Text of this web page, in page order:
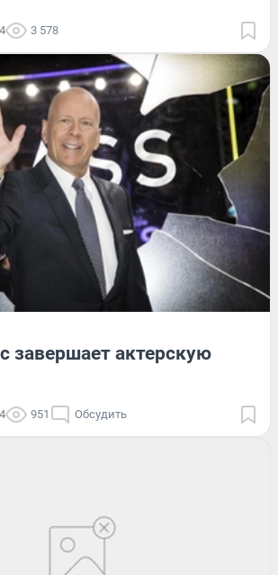
3 578
завершает актерскую
951 Обсудить